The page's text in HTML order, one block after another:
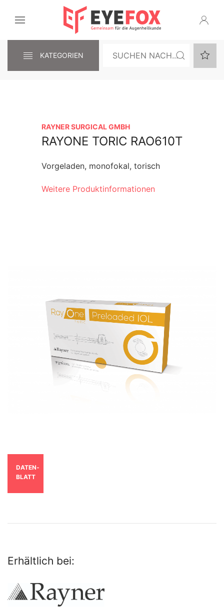
KATEGORIEN
DATEN­
BLATT
RAYNER SURGICAL GMBH
RAYONE TORIC RAO610T
Vorgeladen, monofokal, torisch
Weitere Produktinformationen
Erhältlich bei: